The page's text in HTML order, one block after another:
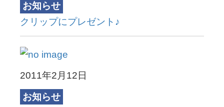
お知らせ
クリップにプレゼント♪
2011年2月12日
お知らせ